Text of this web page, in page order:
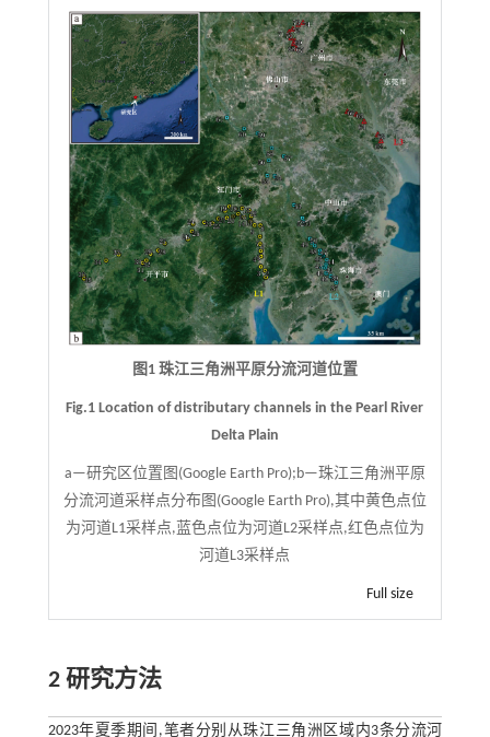
图1 珠江三角洲平原分流河道位置
Fig.1 Location of distributary channels in the Pearl River
Delta Plain
a—研究区位置图(Google Earth Pro);b—珠江三角洲平原
分流河道采样点分布图(Google Earth Pro),其中黄色点位
为河道L1采样点,蓝色点位为河道L2采样点,红色点位为
河道L3采样点
Full size
2 研究方法
2023年夏季期间,笔者分别从珠江三角洲区域内3条分流河